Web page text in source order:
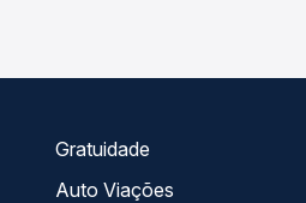
Gratuidade
Auto Viações